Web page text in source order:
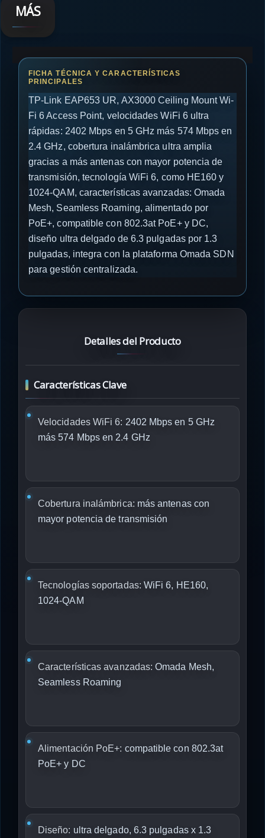
MÁS
TP-Link EAP653 UR, AX3000 Ceiling Mount Wi-
Fi 6 Access Point, velocidades WiFi 6 ultra
rápidas: 2402 Mbps en 5 GHz más 574 Mbps en
2.4 GHz, cobertura inalámbrica ultra amplia
gracias a más antenas con mayor potencia de
transmisión, tecnología WiFi 6, como HE160 y
1024-QAM, características avanzadas: Omada
Mesh, Seamless Roaming, alimentado por
PoE+, compatible con 802.3at PoE+ y DC,
diseño ultra delgado de 6.3 pulgadas por 1.3
pulgadas, integra con la plataforma Omada SDN
para gestión centralizada.
Detalles del Producto
Características Clave
Velocidades WiFi 6: 2402 Mbps en 5 GHz
más 574 Mbps en 2.4 GHz
Cobertura inalámbrica: más antenas con
mayor potencia de transmisión
Tecnologías soportadas: WiFi 6, HE160,
1024-QAM
Características avanzadas: Omada Mesh,
Seamless Roaming
Alimentación PoE+: compatible con 802.3at
PoE+ y DC
Diseño: ultra delgado, 6.3 pulgadas x 1.3